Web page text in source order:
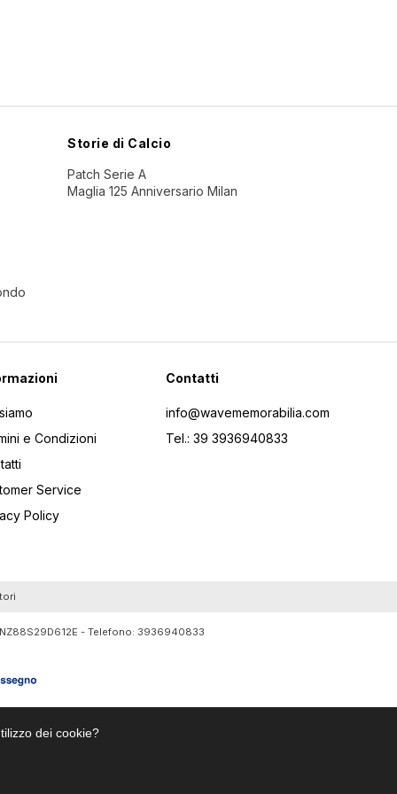
dei cookie?
Storie di Calcio
Patch Serie A
Maglia 125 Anniversario Milan
e Condizioni
Service
Policy
Contatti
info@wavememorabilia.com
Tel.: 39 3936940833
- Telefono: 3936940833